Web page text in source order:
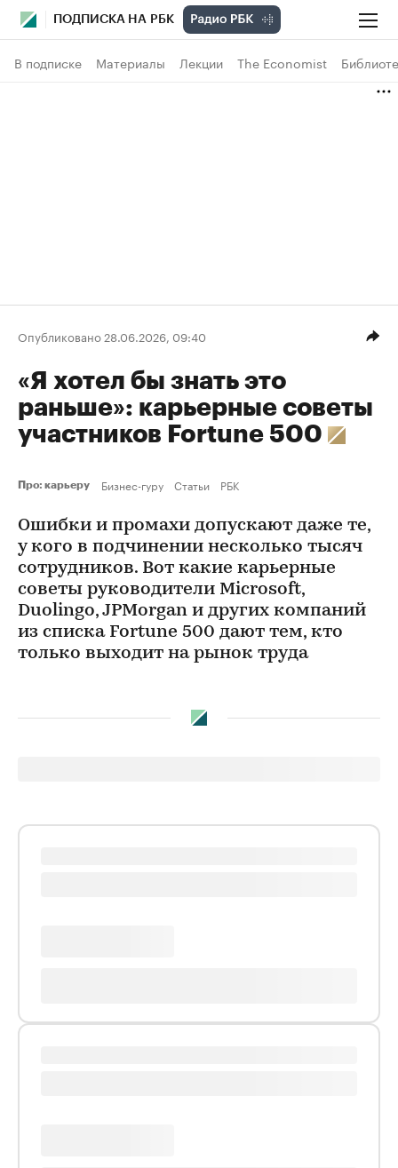
ПОДПИСКА НА РБК
В подписке Материалы Лекции The Economist
Опубликовано 28.06.2026, 09:40
«Я хотел бы знать это
раньше»: карьерные советы
участников Fortune 500
Про: карьеру Бизнес-гуру Статьи РБК
Ошибки и промахи допускают даже те,
у кого в подчинении несколько тысяч
сотрудников. Вот какие карьерные
советы руководители Microsoft,
Duolingo, JPMorgan и других компаний
из списка Fortune 500 дают тем, кто
только выходит на рынок труда